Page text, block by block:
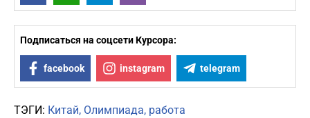
Подписаться на соцсети Курсора:
facebook instagram telegram
ТЭГИ: Китай Олимпиада работа